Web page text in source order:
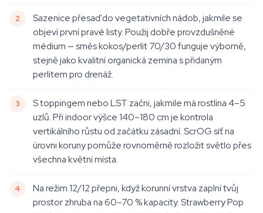
Sazenice přesaď do vegetativních nádob, jakmile se
objeví první pravé listy. Použij dobře provzdušněné
médium — směs kokos/perlit 70/30 funguje výborně,
stejně jako kvalitní organická zemina s přidaným
perlitem pro drenáž.
S toppingem nebo LST začni, jakmile má rostlina 4–5
uzlů. Při indoor výšce 140–180 cm je kontrola
vertikálního růstu od začátku zásadní. ScrOG síť na
úrovni koruny pomůže rovnoměrně rozložit světlo přes
všechna květní místa.
Na režim 12/12 přepni, když korunní vrstva zaplní tvůj
prostor zhruba na 60–70 % kapacity. Strawberry Pop